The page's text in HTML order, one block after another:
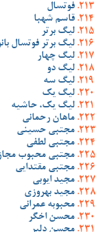
فوتسال
قاسم شهبا
لیگ برتر
لیگ برتر فوتسال
لیگ چهار
لیگ دو
لیگ سه
لیگ یک
لیگ یک، حاشیه
ماهان رحمانی
مجتبی حسینی
مجتبی لطفی
مجتبی محبوب
مجتبی مقتدایی
مجید ایوبی
مجید بهروزی
محبوبه عمرانی
محسن اخگر